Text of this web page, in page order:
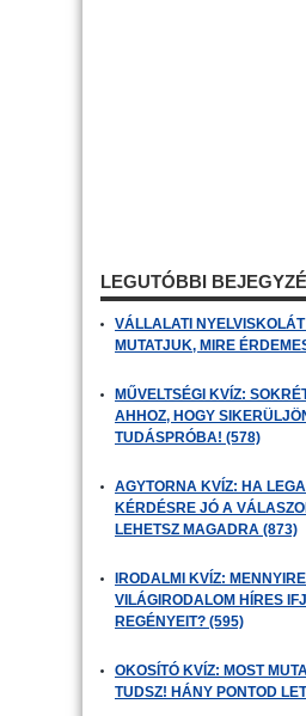
LEGUTÓBBI
VÁLLALATI
MUTATJUK, MIRE
MŰVELTSÉGI KVÍZ:
AHHOZ, HOGY
TUDÁSPRÓBA! (578)
AGYTORNA KVÍZ: HA
KÉRDÉSRE JÓ A
LEHETSZ MAGADRA (873)
IRODALMI KVÍZ:
VILÁGIRODALOM HÍRES
REGÉNYEIT? (595)
OKOSÍTÓ KVÍZ: MOST
TUDSZ! HÁNY PONTOD